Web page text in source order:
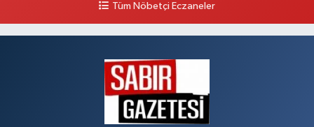
Tüm Nöbetçi Eczaneler